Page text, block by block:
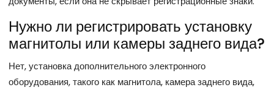
Нужно ли регистрировать установку
магнитолы или камеры заднего вида?
Нет, установка дополнительного электронного
оборудования, такого как магнитола, камера заднего вида,